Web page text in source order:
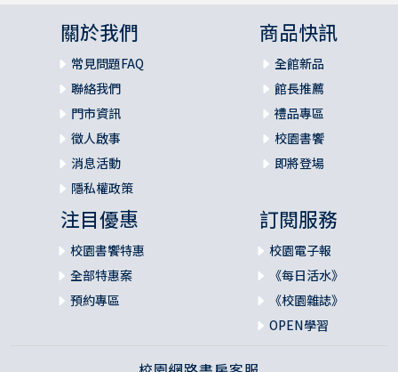
關於我們
常見問題FAQ
聯絡我們
門市資訊
徵人啟事
消息活動
隱私權政策
商品快訊
全館新品
館長推薦
禮品專區
校園書饗
即將登場
注目優惠
校園書饗特惠
全部特惠案
預約專區
訂閱服務
校園電子報
《每日活水》
《校園雜誌》
OPEN學習